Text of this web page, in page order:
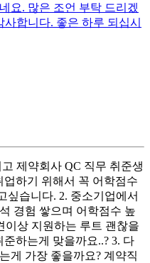
요. 많은 조언 부탁 드리겠
합니다. 좋은 하루 되십시
제약회사 QC 직무 취준생
업하기 위해서 꼭 어학점수
싶습니다. 2. 중소기업에서
경험 쌓으며 어학점수 높
이상 지원하는 루트 괜찮을
하는게 맞을까요..? 3. 다
게 가장 좋을까요? 계약직